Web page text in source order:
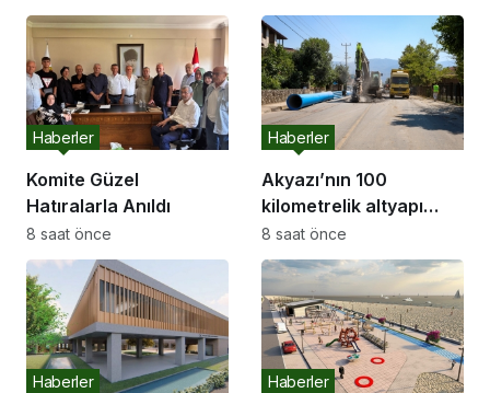
hep açık olacak”
Komite Güzel
Hatıralarla Anıldı
Haberler
8 saat önce
Akyazı’nın 100
kilometrelik altyapı
hattı için saha
çalışmaları başladı
Haberler
8 saat önce
Haberler Haberler